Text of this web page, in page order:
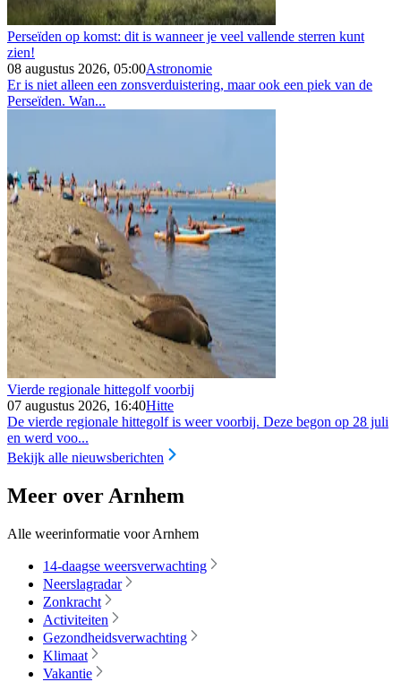
Perseïden op komst: dit is wanneer je veel vallende sterren kunt
zien!
08 augustus 2026, 05:00Astronomie
Er is niet alleen een zonsverduistering, maar ook een piek van de
Perseïden. Wan...
Vierde regionale hittegolf voorbij
07 augustus 2026, 16:40Hitte
De vierde regionale hittegolf is weer voorbij. Deze begon op 28 juli
en werd voo...
Bekijk alle nieuwsberichten
Meer over Arnhem
Alle weerinformatie voor Arnhem
14-daagse weersverwachting
Neerslagradar
Zonkracht
Activiteiten
Gezondheidsverwachting
Klimaat
Vakantie